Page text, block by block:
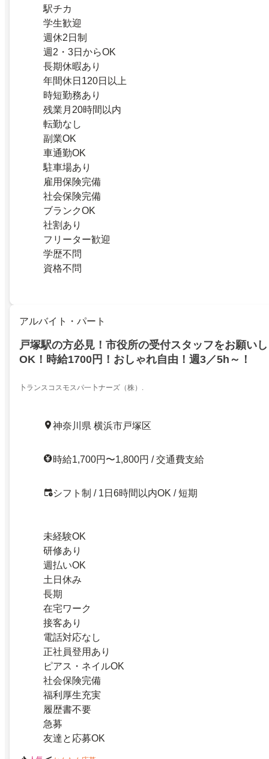
駅チカ
学生歓迎
週休2日制
週2・3日からOK
長期休暇あり
年間休日120日以上
時短勤務あり
残業月20時間以内
転勤なし
副業OK
車通勤OK
駐車場あり
雇用保険完備
社会保険完備
ブランクOK
社割あり
フリーター歓迎
学歴不問
資格不問
アルバイト・パート
戸塚駅の方必見！市役所の受付スタッフをお願い
OK！時給1700円！おしゃれ自由！週3／5h～！
卜ランスコスモスパ一卜ナーズ（株）.
神奈川県 横浜市戸塚区
時給1,700円〜1,800円 / 交通費支給
シフト制 / 1日6時間以内OK / 短期
未経験OK
研修あり
週払いOK
土日休み
長期
在宅ワーク
接客あり
電話対応なし
正社員登用あり
ピアス・ネイルOK
社会保険完備
福利厚生充実
履歴書不要
急募
友達と応募OK